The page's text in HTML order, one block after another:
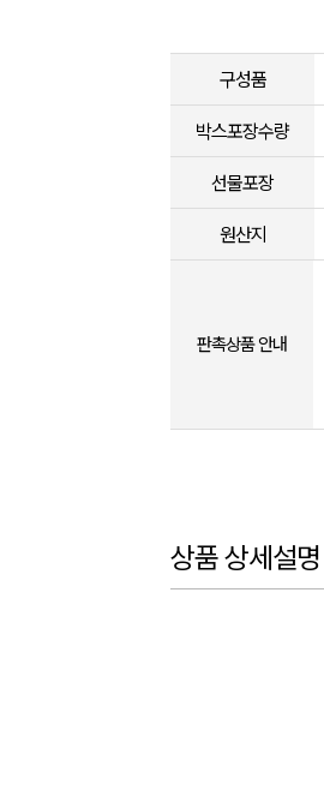
구성품
박스포장수량
선물포장
원산지
판촉상품 안내
상품 상세설명